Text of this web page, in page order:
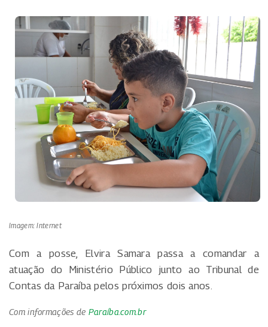
Imagem: Internet
Com a posse, Elvira Samara passa a comandar a
atuação do Ministério Público junto ao Tribunal de
Contas da Paraíba pelos próximos dois anos.
Com informações de Paraíba.com.br